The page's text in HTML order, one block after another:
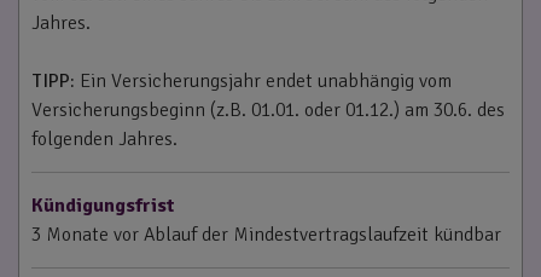
Jahres.
TIPP: Ein Versicherungsjahr endet unabhängig vom
Versicherungsbeginn (z.B. 01.01. oder 01.12.) am 30.6. des
folgenden Jahres.
Kündigungsfrist
3 Monate vor Ablauf der Mindestvertragslaufzeit kündbar